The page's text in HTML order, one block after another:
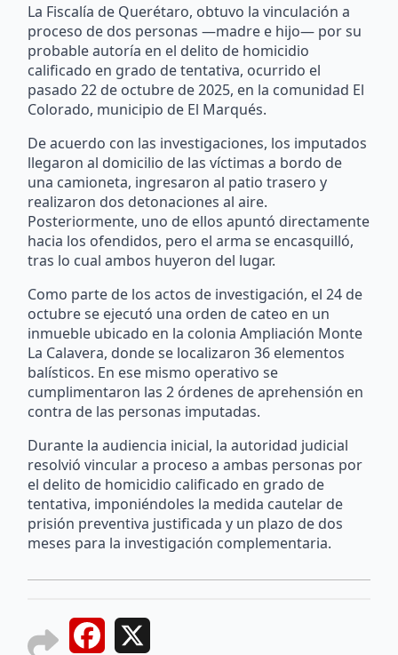
La Fiscalía de Querétaro, obtuvo la vinculación a
proceso de dos personas —madre e hijo— por su
probable autoría en el delito de homicidio
calificado en grado de tentativa, ocurrido el
pasado 22 de octubre de 2025, en la comunidad El
Colorado, municipio de El Marqués.
De acuerdo con las investigaciones, los imputados
llegaron al domicilio de las víctimas a bordo de
una camioneta, ingresaron al patio trasero y
realizaron dos detonaciones al aire.
Posteriormente, uno de ellos apuntó directamente
hacia los ofendidos, pero el arma se encasquilló,
tras lo cual ambos huyeron del lugar.
Como parte de los actos de investigación, el 24 de
octubre se ejecutó una orden de cateo en un
inmueble ubicado en la colonia Ampliación Monte
La Calavera, donde se localizaron 36 elementos
balísticos. En ese mismo operativo se
cumplimentaron las 2 órdenes de aprehensión en
contra de las personas imputadas.
Durante la audiencia inicial, la autoridad judicial
resolvió vincular a proceso a ambas personas por
el delito de homicidio calificado en grado de
tentativa, imponiéndoles la medida cautelar de
prisión preventiva justificada y un plazo de dos
meses para la investigación complementaria.
Facebook